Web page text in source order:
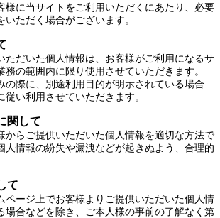
様に当サイトをご利用いただくにあたり、必要
ただく場合がございます。
ただいた個人情報は、お客様がご利用になるサ
務の範囲内に限り使用させていただきます。
の際に、別途利用目的が明示されている場合
従い利用させていただきます。
関して
からご提供いただいた個人情報を適切な方法で
人情報の紛失や漏洩などが起きぬよう、合理的
て
ページ上でお客様よりご提供いただいた個人情
場合などを除き、ご本人様の事前の了解なく第